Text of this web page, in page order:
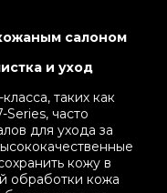
салоном
и уход
таких как
часто
для ухода за
кожу в
обработки кожа